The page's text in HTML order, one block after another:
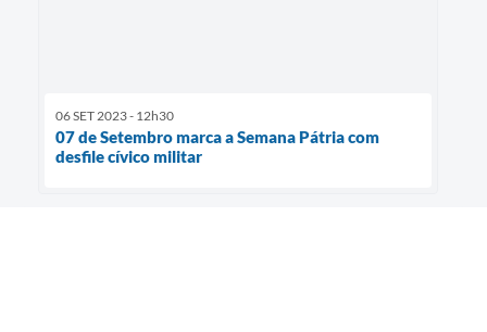
06 SET 2023 - 12h30
07 de Setembro marca a Semana Pátria com
desfile cívico militar